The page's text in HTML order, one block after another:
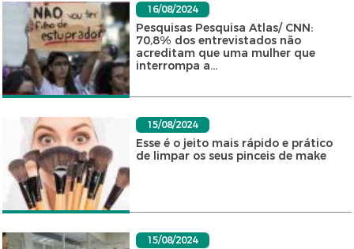
16/08/2024
Pesquisas Pesquisa Atlas/ CNN:
70,8% dos entrevistados não
acreditam que uma mulher que
interrompa a...
15/08/2024
Esse é o jeito mais rápido e prático
de limpar os seus pinceis de make
15/08/2024